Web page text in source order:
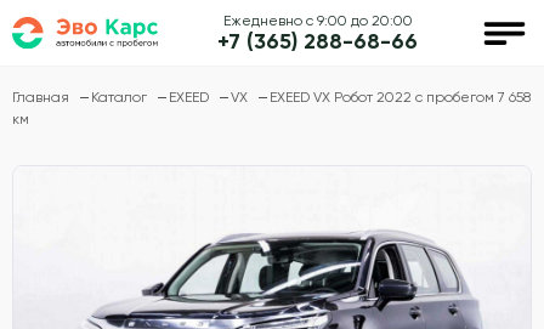
Ежедневно с 9:00 до 20:00
+7 (365) 288-68-66
Главная Каталог EXEED VX
EXEED VX Робот 2022 с пробегом 7 658
км